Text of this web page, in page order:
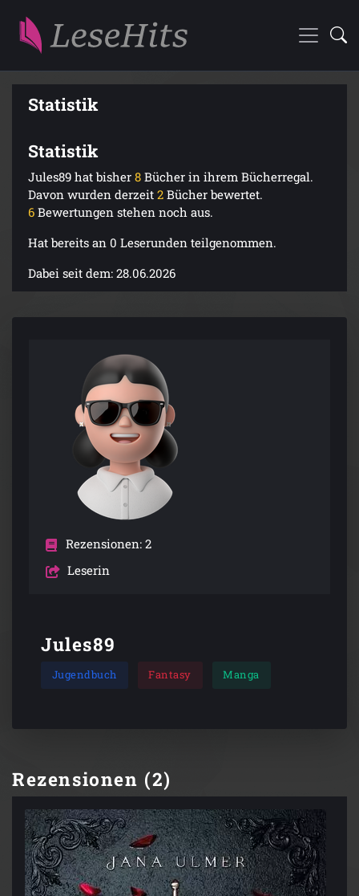
Statistik
Statistik
Jules89 hat bisher 8 Bücher in ihrem Bücherregal.
Davon wurden derzeit 2 Bücher bewertet.
6 Bewertungen stehen noch aus.
Hat bereits an 0 Leserunden teilgenommen.
Dabei seit dem: 28.06.2026
Rezensionen: 2
Leserin
Jules89
Jugendbuch Fantasy Manga
Rezensionen (2)